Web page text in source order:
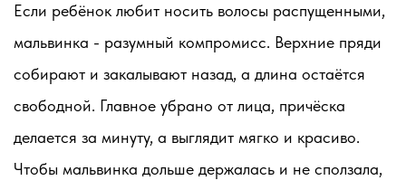
Если ребёнок любит носить волосы распущенными,
мальвинка - разумный компромисс. Верхние пряди
собирают и закалывают назад, а длина остаётся
свободной. Главное убрано от лица, причёска
делается за минуту, а выглядит мягко и красиво.
Чтобы мальвинка дольше держалась и не сползала,